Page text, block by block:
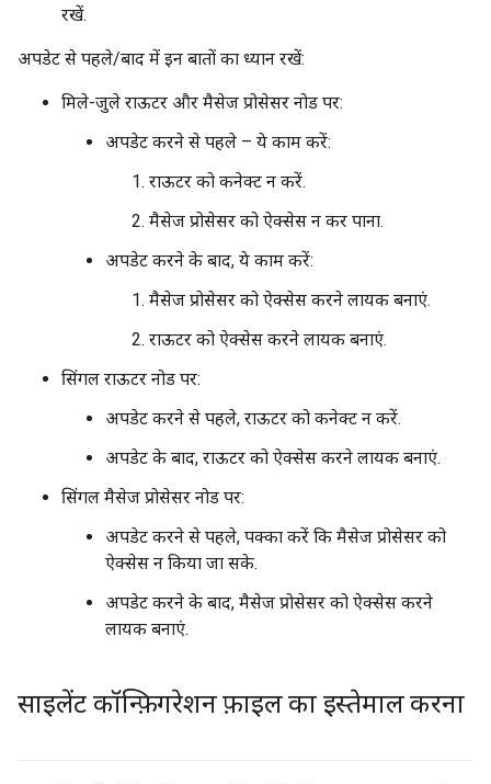
रखें.
अपडेट से पहले/बाद में इन बातों का ध्यान रखें:
मिले-जुले राऊटर और मैसेज प्रोसेसर नोड पर:
अपडेट करने से पहले – ये काम करें:
राऊटर को कनेक्ट न करें.
मैसेज प्रोसेसर को ऐक्सेस न कर पाना.
अपडेट करने के बाद, ये काम करें:
मैसेज प्रोसेसर को ऐक्सेस करने लायक बनाएं.
राऊटर को ऐक्सेस करने लायक बनाएं.
सिंगल राऊटर नोड पर:
अपडेट करने से पहले, राऊटर को कनेक्ट न करें.
अपडेट के बाद, राऊटर को ऐक्सेस करने लायक बनाएं.
सिंगल मैसेज प्रोसेसर नोड पर:
अपडेट करने से पहले, पक्का करें कि मैसेज प्रोसेसर को
ऐक्सेस न किया जा सके.
अपडेट करने के बाद, मैसेज प्रोसेसर को ऐक्सेस करने
लायक बनाएं.
साइलेंट कॉन्फ़िगरेशन फ़ाइल का इस्तेमाल करना